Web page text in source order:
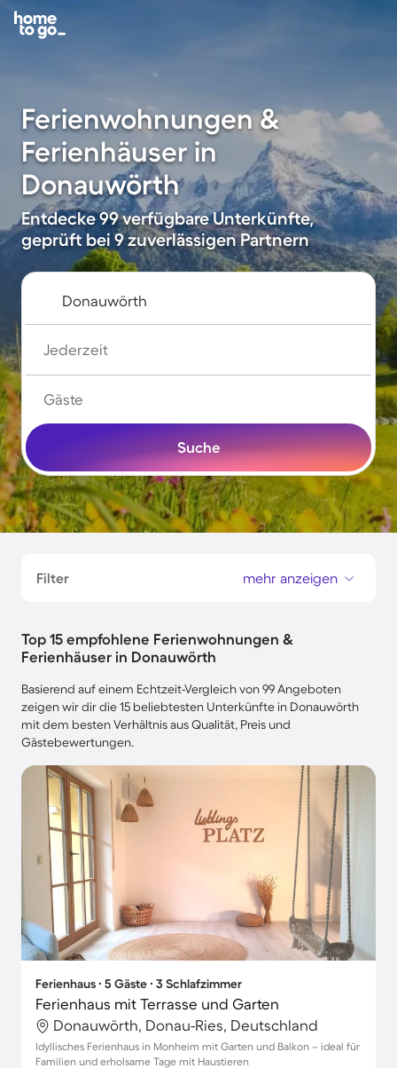
Ferienwohnungen &
Ferienhäuser in
Donauwörth
Entdecke 99 verfügbare Unterkünfte,
geprüft bei 9 zuverlässigen Partnern
Jederzeit
Gäste
Suche
Filter mehr anzeigen
Top 15 empfohlene Ferienwohnungen &
Ferienhäuser in Donauwörth
Basierend auf einem Echtzeit-Vergleich von 99 Angeboten
zeigen wir dir die 15 beliebtesten Unterkünfte in Donauwörth
mit dem besten Verhältnis aus Qualität, Preis und
Gästebewertungen.
Ferienhaus ∙ 5 Gäste ∙ 3 Schlafzimmer
Ferienhaus mit Terrasse und Garten
Donauwörth, Donau-Ries, Deutschland
Idyllisches Ferienhaus in Monheim mit Garten und Balkon – ideal für
Familien und erholsame Tage mit Haustieren